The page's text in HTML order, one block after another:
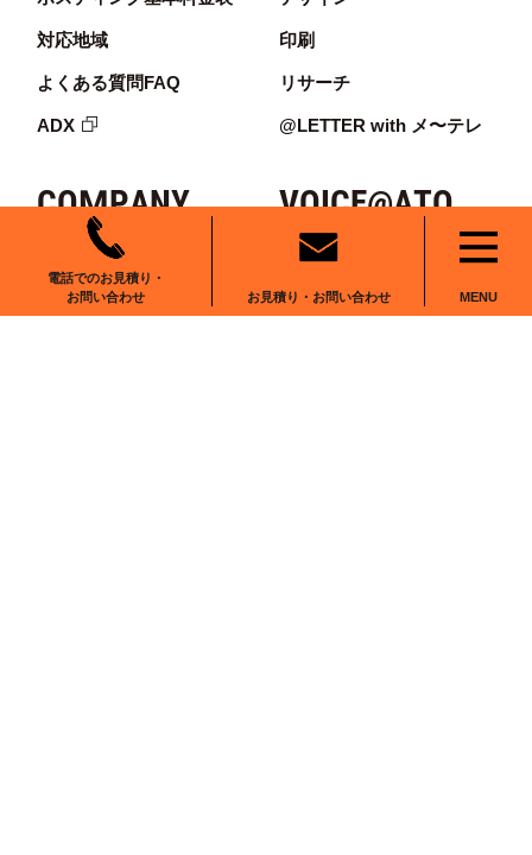
電話でのお見積り・
お問い合わせ
お見積り・お問い合わせ MENU
対応地域
よくある質問FAQ
ADX
印刷
リサーチ
@LETTER with メ〜テレ
COMPANY
AREA
VOICE@ATO
BLOG